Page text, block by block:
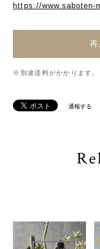
https://www.saboten-
再
※別途送料がかかります。
通報する